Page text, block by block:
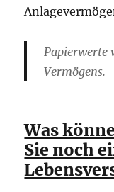
Papierwerte
Vermögens.
Was
Sie noch